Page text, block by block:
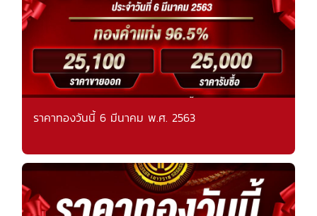
ราคาทองวันนี้ 6 มีนาคม พ.ศ. 2563